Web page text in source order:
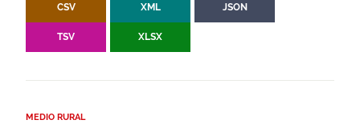
CSV XML JSON
TSV XLSX
MEDIO RURAL